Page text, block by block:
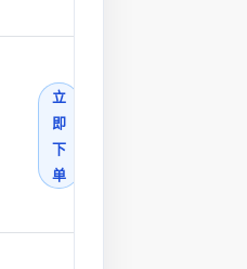
立
即
下
单